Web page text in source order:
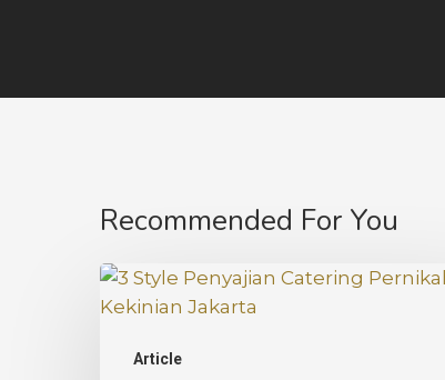
Recommended For You
Article
3
Style
Catering